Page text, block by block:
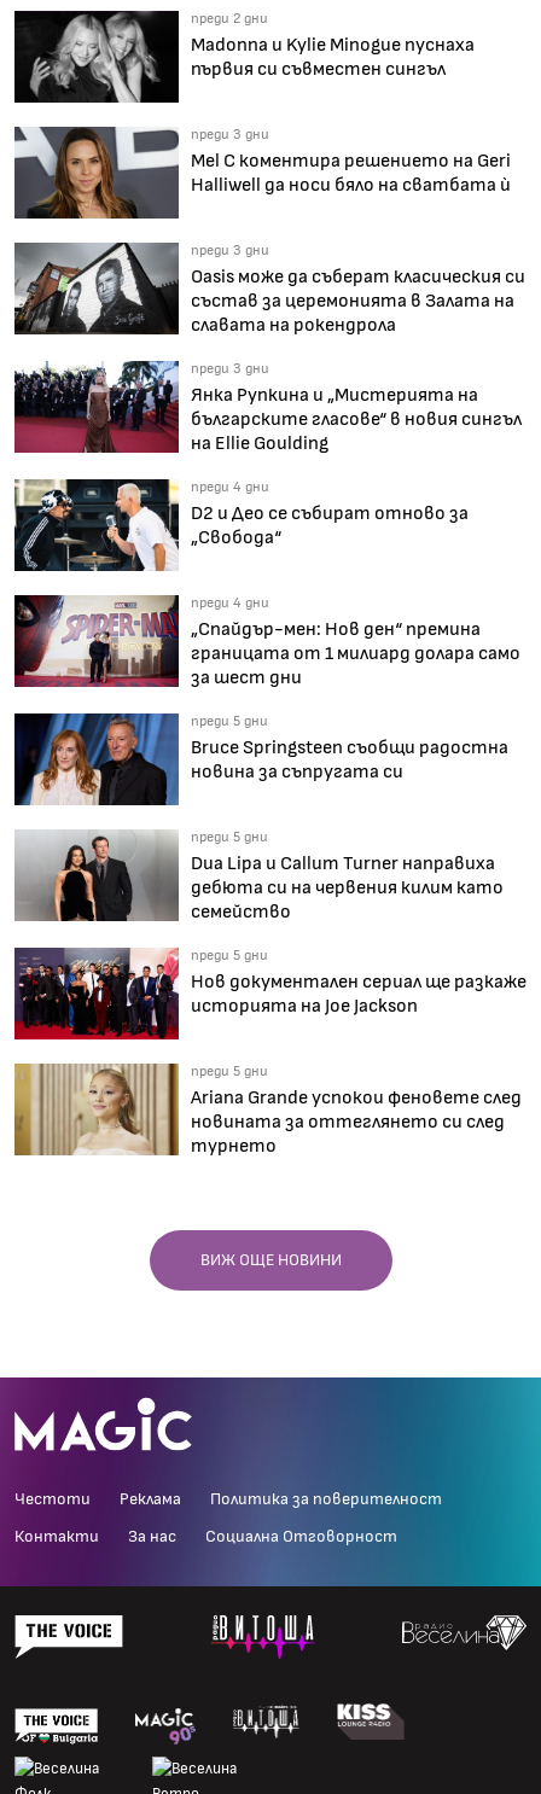
преди 2 дни
Madonna и Kylie Minogue пуснаха
първия си съвместен сингъл
преди 3 дни
Mel C коментира решението на Geri
Halliwell да носи бяло на сватбата ѝ
преди 3 дни
Oasis може да съберат класическия си
състав за церемонията в Залата на
славата на рокендрола
преди 3 дни
Янка Рупкина и „Мистерията на
българските гласове“ в новия сингъл
на Ellie Goulding
преди 4 дни
D2 и Део се събират отново за
„Свобода“
преди 4 дни
„Спайдър-мен: Нов ден“ премина
границата от 1 милиард долара само
за шест дни
преди 5 дни
Bruce Springsteen съобщи радостна
новина за съпругата си
преди 5 дни
Dua Lipa и Callum Turner направиха
дебюта си на червения килим като
семейство
преди 5 дни
Нов документален сериал ще разкаже
историята на Joe Jackson
преди 5 дни
Ariana Grande успокои феновете след
новината за оттеглянето си след
турнето
ВИЖ ОЩЕ НОВИНИ
Честоти Реклама Политика за поверителност
Контакти За нас Социална Отговорност